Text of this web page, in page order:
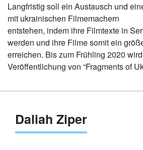
Langfristig soll ein Austausch und
mit ukrainischen Filmemachern
entstehen, indem ihre Filmtexte in
werden und ihre Filme somit ein
erreichen. Bis zum Frühling 2020
Veröffentlichung von “Fragments of
Daliah Ziper